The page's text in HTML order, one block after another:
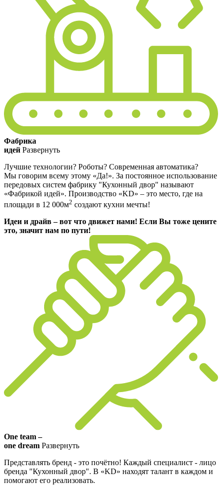
Фабрика
идей Развернуть
Лучшие технологии? Роботы? Современная автоматика?
Мы говорим всему этому «Да!». За постоянное использование
передовых систем фабрику "Кухонный двор" называют
«Фабрикой идей». Производство «KD» – это место, где на
площади в 12 000м2 создают кухни мечты!
Идеи и драйв – вот что движет нами! Если Вы тоже цените
это, значит нам по пути!
One team –
one dream Развернуть
Представлять бренд - это почётно! Каждый специалист - лицо
бренда "Кухонный двор". В «KD» находят талант в каждом и
помогают его реализовать.